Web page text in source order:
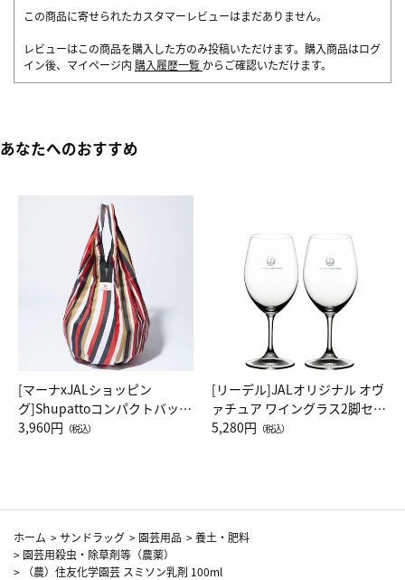
この商品に寄せられたカスタマーレビューはまだありません。
レビューはこの商品を購入した方のみ投稿いただけます。購入商品はログ
イン後、マイページ内 購入履歴一覧 からご確認いただけます。
あなたへのおすすめ
[マーナxJALショッピン
グ]Shupattoコンパクトバッグ
Drop JAL客室乗務員（LC）ス
3,960円 （税込）
[リーデル]JALオリジナル オヴ
ァチュア ワイングラス2脚セッ
ト（レッドワイン）
5,280円 （税込）
ホーム >サンドラッグ > 園芸用品 >養土・肥料
> 園芸用殺虫・除草剤等（農薬）
>
（農）住友化学園芸 スミソン乳剤 100ml